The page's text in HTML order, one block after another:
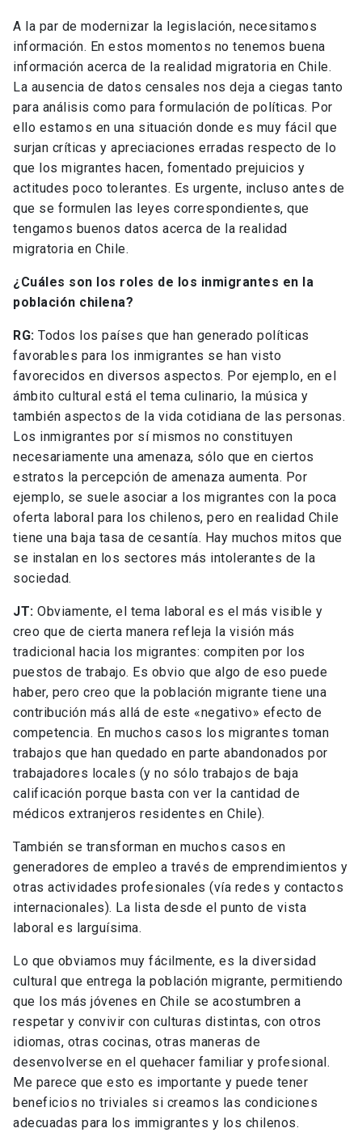
A la par de modernizar la legislación, necesitamos
información. En estos momentos no tenemos buena
información acerca de la realidad migratoria en Chile.
La ausencia de datos censales nos deja a ciegas tanto
para análisis como para formulación de políticas. Por
ello estamos en una situación donde es muy fácil que
surjan críticas y apreciaciones erradas respecto de lo
que los migrantes hacen, fomentado prejuicios y
actitudes poco tolerantes. Es urgente, incluso antes de
que se formulen las leyes correspondientes, que
tengamos buenos datos acerca de la realidad
migratoria en Chile.
¿Cuáles son los roles de los inmigrantes en la
población chilena?
RG: Todos los países que han generado políticas
favorables para los inmigrantes se han visto
favorecidos en diversos aspectos. Por ejemplo, en el
ámbito cultural está el tema culinario, la música y
también aspectos de la vida cotidiana de las personas.
Los inmigrantes por sí mismos no constituyen
necesariamente una amenaza, sólo que en ciertos
estratos la percepción de amenaza aumenta. Por
ejemplo, se suele asociar a los migrantes con la poca
oferta laboral para los chilenos, pero en realidad Chile
tiene una baja tasa de cesantía. Hay muchos mitos que
se instalan en los sectores más intolerantes de la
sociedad.
JT: Obviamente, el tema laboral es el más visible y
creo que de cierta manera refleja la visión más
tradicional hacia los migrantes: compiten por los
puestos de trabajo. Es obvio que algo de eso puede
haber, pero creo que la población migrante tiene una
contribución más allá de este «negativo» efecto de
competencia. En muchos casos los migrantes toman
trabajos que han quedado en parte abandonados por
trabajadores locales (y no sólo trabajos de baja
calificación porque basta con ver la cantidad de
médicos extranjeros residentes en Chile).
También se transforman en muchos casos en
generadores de empleo a través de emprendimientos y
otras actividades profesionales (vía redes y contactos
internacionales). La lista desde el punto de vista
laboral es larguísima.
Lo que obviamos muy fácilmente, es la diversidad
cultural que entrega la población migrante, permitiendo
que los más jóvenes en Chile se acostumbren a
respetar y convivir con culturas distintas, con otros
idiomas, otras cocinas, otras maneras de
desenvolverse en el quehacer familiar y profesional.
Me parece que esto es importante y puede tener
beneficios no triviales si creamos las condiciones
adecuadas para los immigrantes y los chilenos.